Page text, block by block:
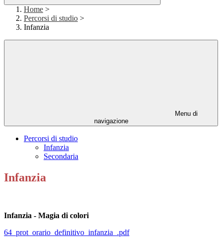
Home >
Percorsi di studio >
Infanzia
Menu di
navigazione
Percorsi di studio
Infanzia
Secondaria
Infanzia
Infanzia - Magia di colori
64_prot_orario_definitivo_infanzia_.pdf